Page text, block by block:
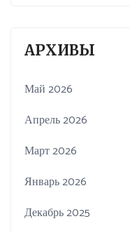
АРХИВЫ
Май 2026
Апрель 2026
Март 2026
Январь 2026
Декабрь 2025